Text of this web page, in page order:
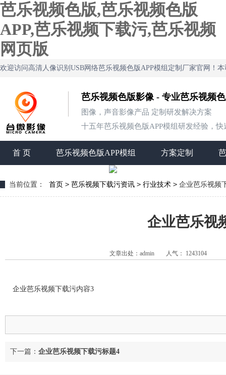
芭乐视频色版,芭乐视频色版
APP,芭乐视频下载污,芭乐视频
网页版
欢迎访问高清人像识别USB网络芭乐视频色版APP模组定制厂家官网！
芭乐视频色版影像 - 专业芭乐视频
图像，声音影像产品 定制研发解决方案
十五年芭乐视频色版APP模组研发经验，快速定
首 页 芭乐视频色版APP模组 方案定制
当前位置： 首页 > 芭乐视频下载污资讯 > 行业技术 > 企业芭乐视频
企业芭乐视
文章出处：admin 人气： 1243104
企业芭乐视频下载污内容3
下一篇： 企业芭乐视频下载污标题4